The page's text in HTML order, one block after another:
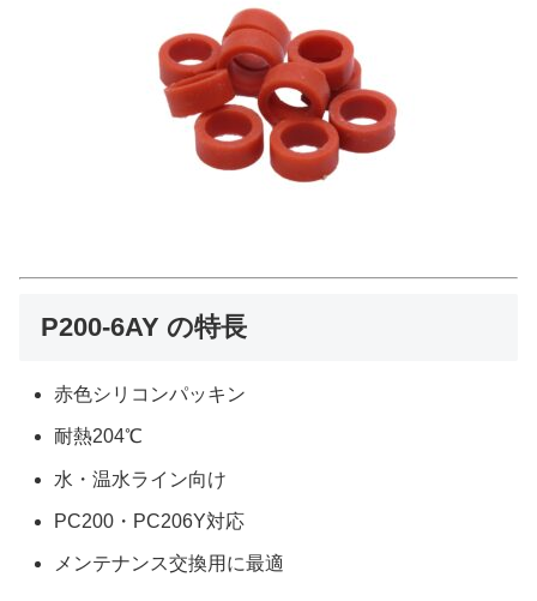
P200-6AY の特長
赤色シリコンパッキン
耐熱204℃
水・温水ライン向け
PC200・PC206Y対応
メンテナンス交換用に最適